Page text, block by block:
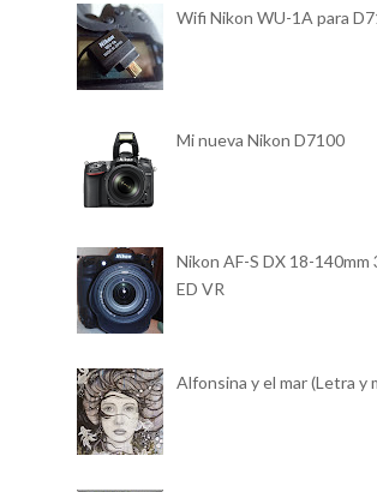
Wifi Nikon WU-1A para
Mi nueva Nikon D7100
Nikon AF-S DX 18-140mm
ED VR
Alfonsina y el mar (Letra y